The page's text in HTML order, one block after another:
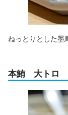
ねっとりとした墨
本鮪 大トロ